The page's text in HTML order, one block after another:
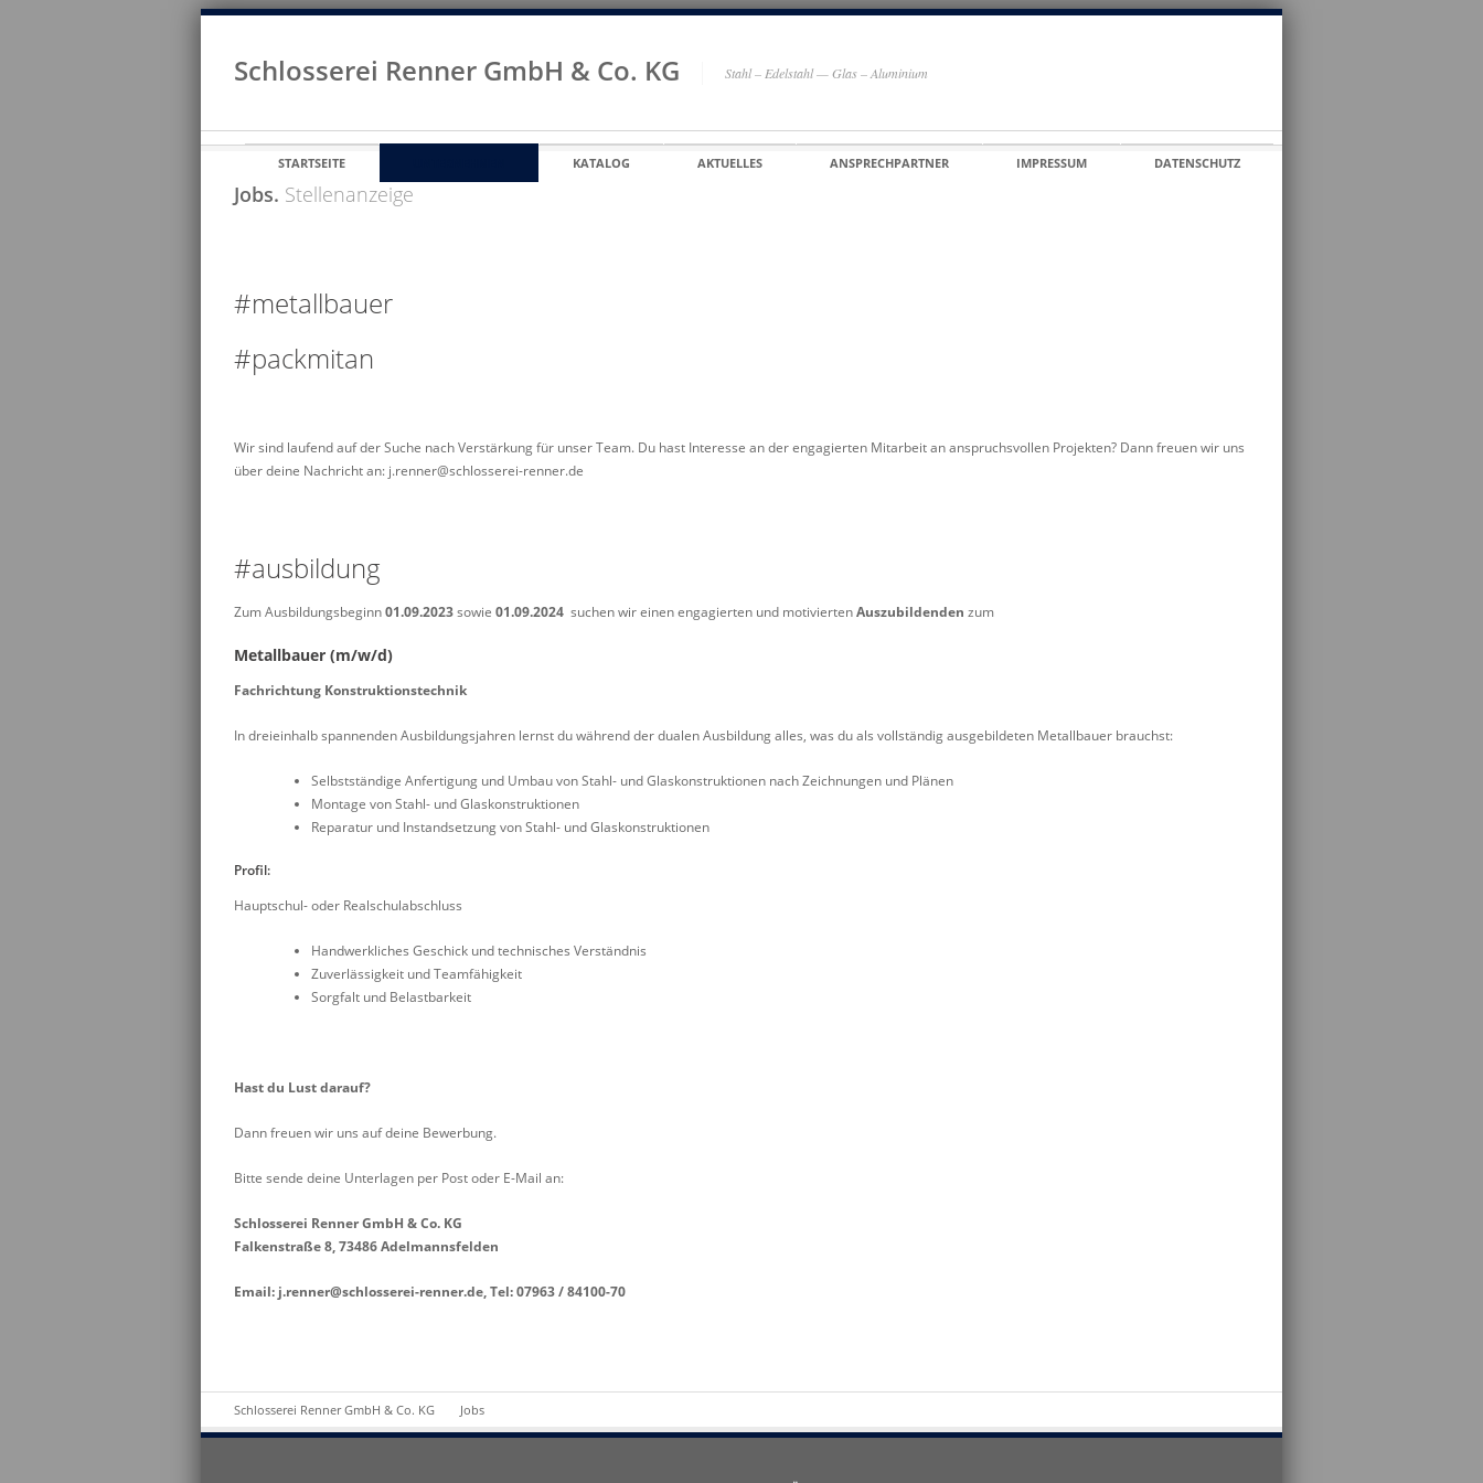
Schlosserei Renner GmbH & Co. KG Stahl – Edelstahl — Glas – Aluminium
STARTSEITE KATALOG AKTUELLES ANSPRECHPARTNER IMPRESSUM DATENSCHUTZ
Jobs. Stellenanzeige
#metallbauer
#packmitan
Wir sind laufend auf der Suche nach Verstärkung für unser Team. Du hast Interesse an der engagierten Mitarbeit an anspruchsvollen Projekten? Dann freuen wir uns
über deine Nachricht an: j.renner@schlosserei-renner.de
#ausbildung
Zum Ausbildungsbeginn01.09.2023sowie 01.09.2024 suchen wir einen engagierten und motiviertenAuszubildenden zum
Metallbauer (m/w/d)
Fachrichtung Konstruktionstechnik
In dreieinhalb spannenden Ausbildungsjahren lernst du während der dualen Ausbildung alles, was du als vollständig ausgebildeten Metallbauer brauchst:
Selbstständige Anfertigung und Umbau von Stahl- und Glaskonstruktionen nach Zeichnungen und Plänen
Montage von Stahl- und Glaskonstruktionen
Reparatur und Instandsetzung von Stahl- und Glaskonstruktionen
Profil:
Hauptschul- oder Realschulabschluss
Handwerkliches Geschick und technisches Verständnis
Zuverlässigkeit und Teamfähigkeit
Sorgfalt und Belastbarkeit
Hast du Lust darauf?
Dann freuen wir uns auf deine Bewerbung.
Bitte sende deine Unterlagen per Post oder E-Mail an:
Schlosserei Renner GmbH & Co. KG
Falkenstraße 8, 73486 Adelmannsfelden
Email: j.renner@schlosserei-renner.de, Tel: 07963 / 84100-70
Schlosserei Renner GmbH & Co. KG Jobs